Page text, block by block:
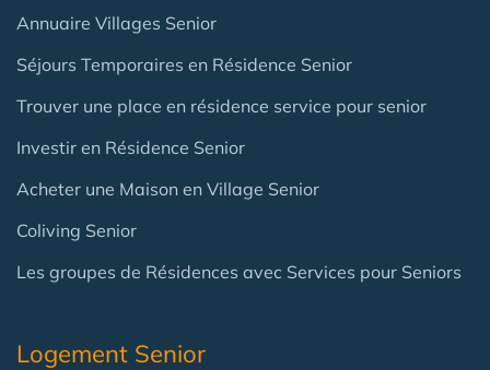
Annuaire Villages Senior
Séjours Temporaires en Résidence Senior
Trouver une place en résidence service pour senior
Investir en Résidence Senior
Acheter une Maison en Village Senior
Coliving Senior
Les groupes de Résidences avec Services pour Seniors
Logement Senior